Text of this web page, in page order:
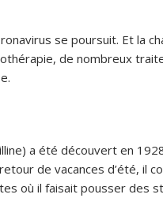
se poursuit. Et la
de nombreux
a été découvert en
de vacances d’été, il
où il faisait pousser des